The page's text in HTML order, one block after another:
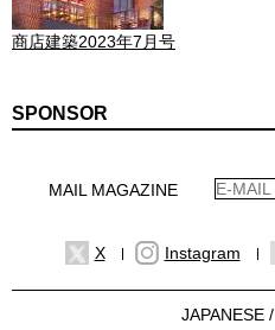
商店建築2023年7月号
SPONSOR
MAIL MAGAZINE
X Instagram
JAPANESE /